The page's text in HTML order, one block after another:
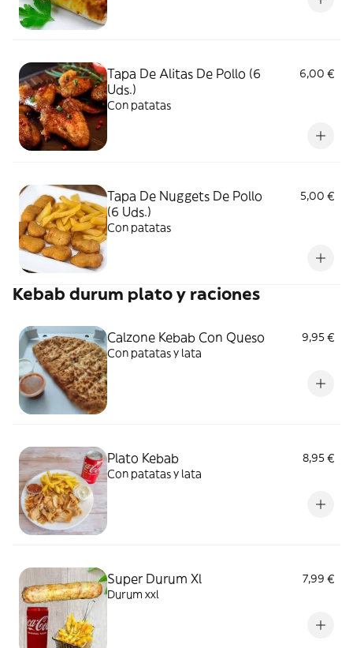
Tapa De Alitas De Pollo (6
Uds.)
6,00 €
Con patatas
Tapa De Nuggets De Pollo
(6 Uds.)
5,00 €
Con patatas
Kebab durum plato y raciones
Calzone Kebab Con Queso
9,95 €
Con patatas y lata
Plato Kebab
8,95 €
Con patatas y lata
Super Durum Xl
7,99 €
Durum xxl